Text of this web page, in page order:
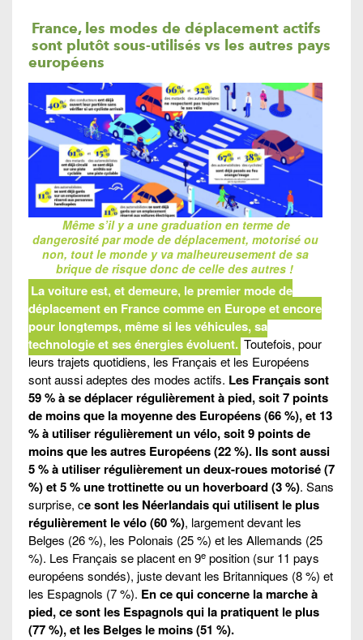
France, les modes de déplacement actifs
sontplutôt sous-utilisés vs les autres pays
européens
Même s’il y a une graduation en terme de
dangerosité par mode de déplacement, motorisé ou
non, tout le monde y va malheureusement de sa
brique de risque donc de celle des autres !
La voiture est, et demeure, le premier mode de
déplacement en France comme en Europe et encore
pour longtemps, même si les véhicules, sa
technologie et ses énergies évoluent. Toutefois, pour
leurs trajets quotidiens, les Français et les Européens
sont aussi adeptes des modes actifs. Les Français sont
59 % à se déplacer régulièrement à pied, soit 7 points
de moins que la moyenne des Européens (66 %), et 13
% à utiliser régulièrement un vélo, soit 9 points de
moins que les autres Européens (22 %). Ils sont aussi
5 % à utiliser régulièrement un deux-roues motorisé (7
%) et 5 % une trottinette ou un hoverboard (3 %). Sans
surprise, ce sont les Néerlandais qui utilisent le plus
régulièrement le vélo (60 %), largement devant les
Belges (26 %), les Polonais (25 %) et les Allemands (25
%). Les Français se placent en 9e position (sur 11 pays
européens sondés), juste devant les Britanniques (8 %) et
les Espagnols (7 %). En ce qui concerne la marche à
pied, ce sont les Espagnols qui la pratiquent le plus
(77 %), et les Belges le moins (51 %).